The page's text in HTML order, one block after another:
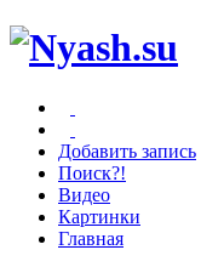
Добавить запись
Поиск?!
Видео
Картинки
Главная